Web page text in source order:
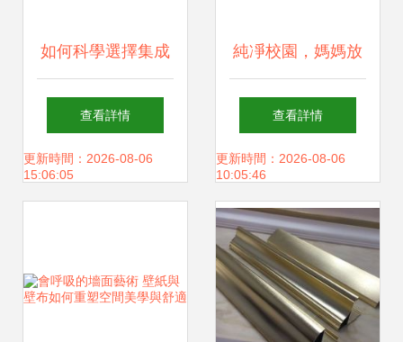
如何科學選擇集成
墻面裝飾材料 從圖
壁奇看關鍵要素
查看詳情
更新時間：2026-08-06
15:06:05
純凈校園，媽媽放
心——揚州最大早
教中心全面采用水
性科天無毒家裝材
料
查看詳情
更新時間：2026-08-06
10:05:46